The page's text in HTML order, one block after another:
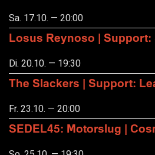
Sa. 17.10. — 20:00
Losus Reynoso | Support:
Di. 20.10. — 19:30
The Slackers | Support:
Fr. 23.10. — 20:00
SEDEL45: Motorslug |